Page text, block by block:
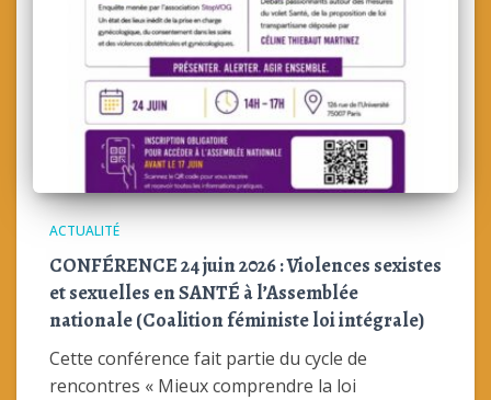
ACTUALITÉ
CONFÉRENCE 24 juin 2026 : Violences sexistes
et sexuelles en SANTÉ à l’Assemblée
nationale (Coalition féministe loi intégrale)
Cette conférence fait partie du cycle de
rencontres « Mieux comprendre la loi